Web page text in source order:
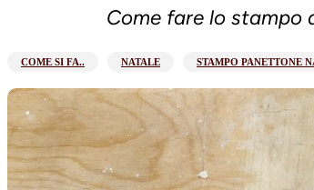
Come fare lo stampo
COME SI FA.. NATALE STAMPO PANETTONE